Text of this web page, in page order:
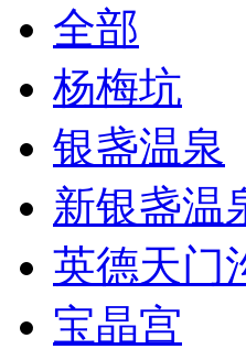
全部
杨梅坑
银盏温泉
新银盏温
英德天门
宝晶宫